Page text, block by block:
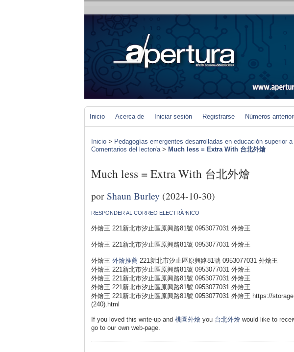
Inicio Acerca de Iniciar sesión Registrarse Números
Inicio > Pedagogías emergentes desarrolladas en educación superior
Comentarios del lector/a> Much less = Extra With 台北外燴
Much less = Extra With 台北外燴
porShaun Burley (2024-10-30)
RESPONDER AL CORREO ELECTRÃ³NICO
外燴王 221新北市汐止區原興路81號 0953077031 外燴王
外燴王 221新北市汐止區原興路81號 0953077031 外燴王
外燴王 外燴推薦 221新北市汐止區原興路81號 0953077031 外燴王
外燴王 221新北市汐止區原興路81號 0953077031 外燴王
外燴王 221新北市汐止區原興路81號 0953077031 外燴王
外燴王 221新北市汐止區原興路81號 0953077031 外燴王
外燴王 221新北市汐止區原興路81號 0953077031 外燴王 https://
(240).html
If you loved this write-up and 桃園外燴 you 台北外燴 would like to
go to our own web-page.